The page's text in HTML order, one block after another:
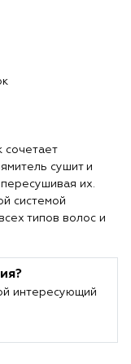
сочетает
сушит и
их.
системой
типов волос и
интересующий